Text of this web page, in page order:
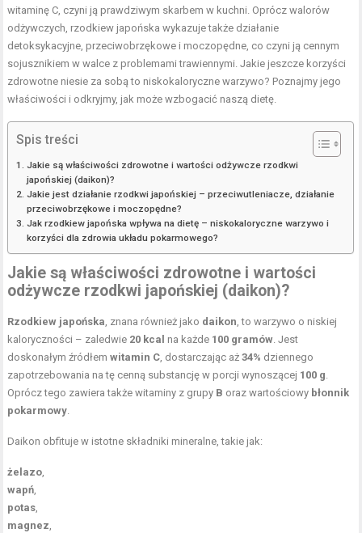
witaminę C, czyni ją prawdziwym skarbem w kuchni. Oprócz walorów
odżywczych, rzodkiew japońska wykazuje także działanie
detoksykacyjne, przeciwobrzękowe i moczopędne, co czyni ją cennym
sojusznikiem w walce z problemami trawiennymi. Jakie jeszcze korzyści
zdrowotne niesie za sobą to niskokaloryczne warzywo? Poznajmy jego
właściwości i odkryjmy, jak może wzbogacić naszą dietę.
Spis treści
Jakie są właściwości zdrowotne i wartości odżywcze rzodkwi
japońskiej (daikon)?
Jakie jest działanie rzodkwi japońskiej – przeciwutleniacze, działanie
przeciwobrzękowe i moczopędne?
Jak rzodkiew japońska wpływa na dietę – niskokaloryczne warzywo i
korzyści dla zdrowia układu pokarmowego?
Jakie są właściwości zdrowotne i wartości
odżywcze rzodkwi japońskiej (daikon)?
Rzodkiew japońska, znana również jako daikon, to warzywo o niskiej
kaloryczności – zaledwie 20 kcal na każde 100 gramów. Jest
doskonałym źródłemwitamin C, dostarczając aż34% dziennego
zapotrzebowania na tę cenną substancję w porcji wynoszącej 100 g.
Oprócz tego zawiera także witaminy z grupy B oraz wartościowy błonnik
pokarmowy.
Daikon obfituje w istotne składniki mineralne, takie jak:
żelazo,
wapń,
potas,
magnez,